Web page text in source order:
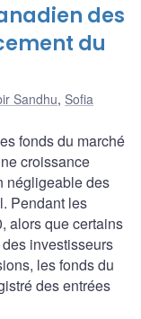
des
du
Sandhu, Sofia
fonds du marché
croissance
négligeable des
Pendant les
alors que certains
investisseurs
les fonds du
des entrées